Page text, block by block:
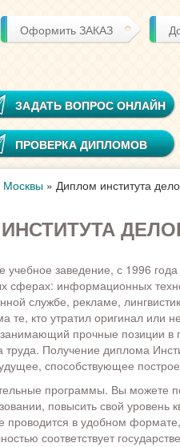
Оформить ЗАКАЗ
ЗАДАТЬ ВОПРОС ОНЛАЙН
ПРОВЕРКА ДИПЛОМОВ
» Диплом института
учебное заведение, с 1996
сферах: информационных
службе, рекламе,
кто утратил оригинал или
прочные позиции в
Получение диплома
способствующее
программы. Вы можете
повысить свой уровень
в удобном
соответствует